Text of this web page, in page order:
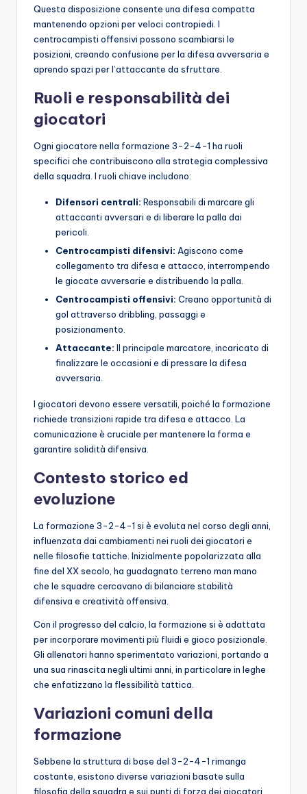
Questa disposizione consente una difesa compatta
mantenendo opzioni per veloci contropiedi. I
centrocampisti offensivi possono scambiarsi le
posizioni, creando confusione per la difesa avversaria e
aprendo spazi per l’attaccante da sfruttare.
Ruoli e responsabilità dei
giocatori
Ogni giocatore nella formazione 3-2-4-1 ha ruoli
specifici che contribuiscono alla strategia complessiva
della squadra. I ruoli chiave includono:
Difensori centrali: Responsabili di marcare gli
attaccanti avversari e di liberare la palla dai
pericoli.
Centrocampisti difensivi: Agiscono come
collegamento tra difesa e attacco, interrompendo
le giocate avversarie e distribuendo la palla.
Centrocampisti offensivi: Creano opportunità di
gol attraverso dribbling, passaggi e
posizionamento.
Attaccante: Il principale marcatore, incaricato di
finalizzare le occasioni e di pressare la difesa
avversaria.
I giocatori devono essere versatili, poiché la formazione
richiede transizioni rapide tra difesa e attacco. La
comunicazione è cruciale per mantenere la forma e
garantire solidità difensiva.
Contesto storico ed
evoluzione
La formazione 3-2-4-1 si è evoluta nel corso degli anni,
influenzata dai cambiamenti nei ruoli dei giocatori e
nelle filosofie tattiche. Inizialmente popolarizzata alla
fine del XX secolo, ha guadagnato terreno man mano
che le squadre cercavano di bilanciare stabilità
difensiva e creatività offensiva.
Con il progresso del calcio, la formazione si è adattata
per incorporare movimenti più fluidi e gioco posizionale.
Gli allenatori hanno sperimentato variazioni, portando a
una sua rinascita negli ultimi anni, in particolare in leghe
che enfatizzano la flessibilità tattica.
Variazioni comuni della
formazione
Sebbene la struttura di base del 3-2-4-1 rimanga
costante, esistono diverse variazioni basate sulla
filosofia della squadra e sui punti di forza dei giocatori.